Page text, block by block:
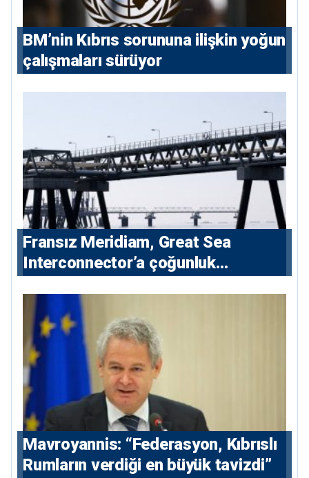
BM’nin Kıbrıs sorununa ilişkin yoğun
çalışmaları sürüyor
Fransız Meridiam, Great Sea
Interconnector’a çoğunluk
Mavroyannis: “Federasyon, Kıbrıslı
Rumların verdiği en büyük tavizdi”